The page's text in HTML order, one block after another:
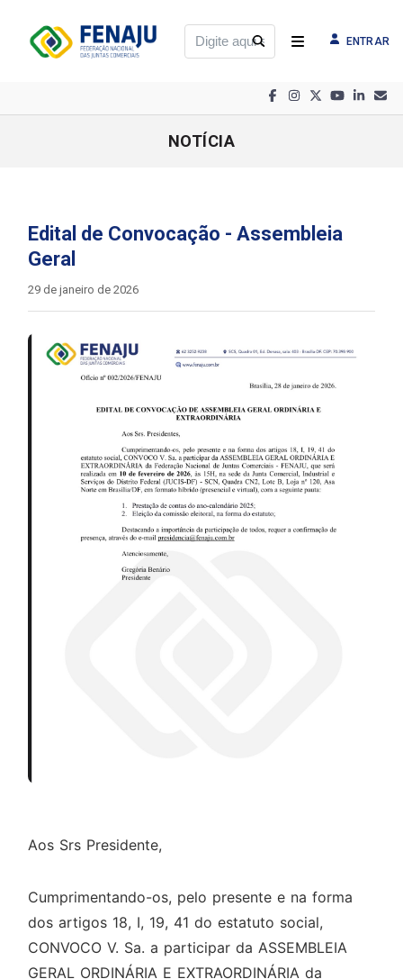
ENTRAR
NOTÍCIA
Edital de Convocação - Assembleia
Geral
29 de janeiro de 2026
Aos Srs Presidente,
Cumprimentando-os, pelo presente e na forma
dos artigos 18, I, 19, 41 do estatuto social,
CONVOCO V. Sa. a participar da ASSEMBLEIA
GERAL ORDINÁRIA E EXTRAORDINÁRIA da